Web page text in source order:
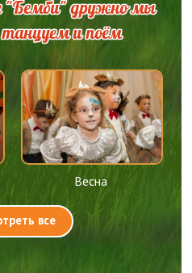
"Бемби" дружно мы
и поём
Весна
все